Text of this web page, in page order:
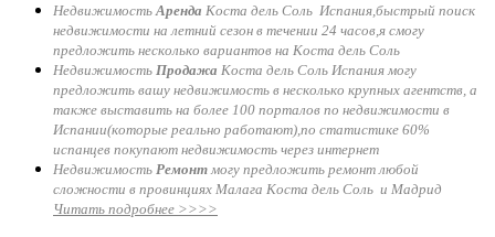
НедвижимостьАренда Коста дель Соль Испания,быстрый поиск
недвижимости на летний сезон в течении 24 часов,я смогу
предложить несколько вариантов на Коста дель Соль
Недвижимость Продажа Коста дель Соль Испания могу
предложить вашу недвижимость в несколько крупных агентств, а
также выставить на более 100 порталов по недвижимости в
Испании(которые реально работают),по статистике 60%
испанцев покупают недвижимость через интернет
Недвижимость Ремонтмогу предложить ремонт любой
сложности в провинциях Малага Коста дель Соль и Мадрид
Читать подробнее >>>>